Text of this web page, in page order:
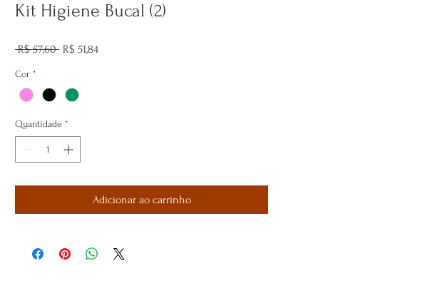
Kit Higiene Bucal (2)
R$ 57,60 Preço
R$ 51,84Preço
Cor *
Quantidade *
Adicionar ao carrinho